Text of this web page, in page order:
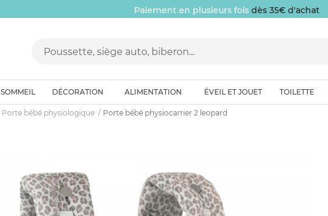
Paiement en plusieurs fois dès 35€ d'achat
SOMMEIL DÉCORATION ALIMENTATION ÉVEIL ET JOUET TOILETTE
Porte bébé physiologique Porte bébé physiocarrier 2 leopard